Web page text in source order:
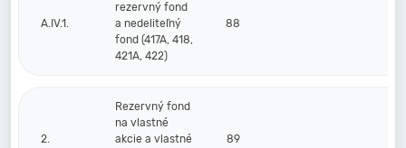
A.IV.1.
rezervný fond
a nedeliteľný
fond (417A, 418,
421A, 422)
88
2.
Rezervný fond
na vlastné
akcie a vlastné
89